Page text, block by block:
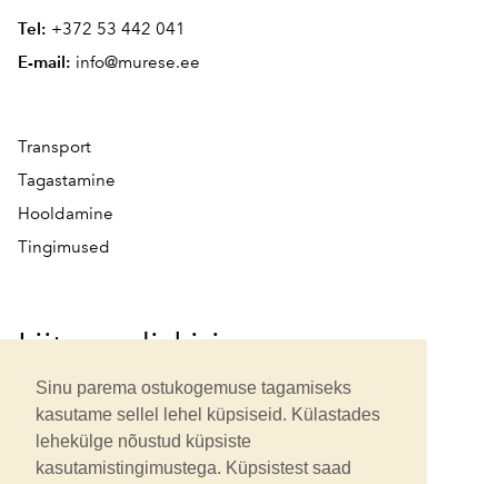
Sinu parema ostukogemuse tagamiseks
kasutame sellel lehel küpsiseid. Külastades
lehekülge nõustud küpsiste
kasutamistingimustega. Küpsistest saad
Tel: +372 53 442 041
E-mail: info@murese.ee
Transport
Tagastamine
Hooldamine
Tingimused
Liitu uudiskirjaga